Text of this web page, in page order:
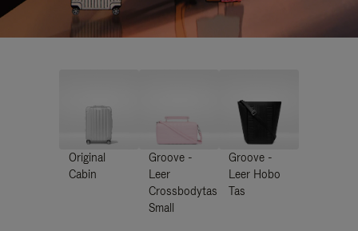
Original
Cabin
Groove -
Leer
Crossbodytas
Small
Groove -
Leer Hobo
Tas